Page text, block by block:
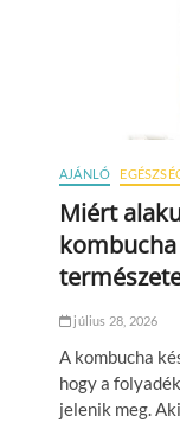
AJÁNLÓ
Miért
kombucha
július 28, 2026
A kombucha
hogy a
jelenik meg.